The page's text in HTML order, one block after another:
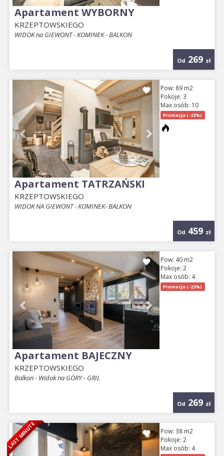
Od 269 zł
Apartament WYBORNY
KRZEPTOWSKIEGO
WIDOK na GIEWONT - KOMINEK - BALKON
Od 459 zł
Previous NextPow: 89 m2
Pokoje: 3
Max osób: 10
Promocja (-23%)
Apartament TATRZAŃSKI
KRZEPTOWSKIEGO
WIDOK NA GIEWONT - KOMINEK- BALKON
Od 269 zł
Previous NextPow: 40 m2
Pokoje: 2
Max osób: 4
Promocja (-23%)
Apartament BAJECZNY
KRZEPTOWSKIEGO
Balkon - Widok na GÓRY - GRIL
Previous Next
LAST MINUTE
Pow: 38 m2
Pokoje: 2
Max osób: 4